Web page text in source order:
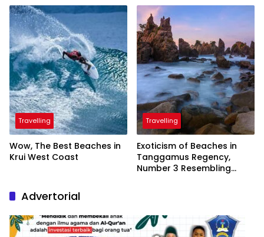
President
Travelling
Wow, The Best Beaches in
Krui West Coast
Travelling
Exoticism of Beaches in
Tanggamus Regency,
Number 3 Resembling
Advertorial